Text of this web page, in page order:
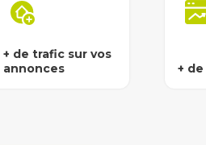
+ de trafic sur vos
annonces
+